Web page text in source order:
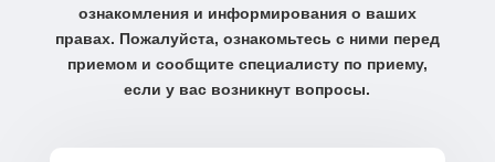
ознакомления и информирования о ваших
правах. Пожалуйста, ознакомьтесь с ними перед
приемом и сообщите специалисту по приему,
если у вас возникнут вопросы.